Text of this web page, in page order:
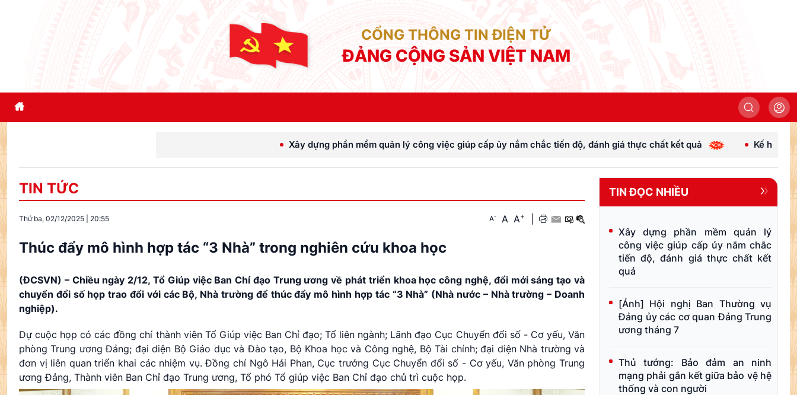
CỔNG THÔNG TIN ĐIỆN TỬ
ĐẢNG CỘNG SẢN VIỆT NAM
Xây dựng phần mềm quản lý công việc giúp cấp ủy nắm chắc tiến độ, đánh giá thực chất kết quả Kế hoạch hành động 100
TIN TỨC
Thứ ba, 02/12/2025 20:55 A- A A+
Thúc đẩy mô hình hợp tác “3 Nhà” trong nghiên cứu khoa học
(ĐCSVN) – Chiều ngày 2/12, Tổ Giúp việc Ban Chỉ đạo Trung ương về phát triển khoa học công nghệ, đổi mới sáng tạo và
chuyển đổi số họp trao đổi với các Bộ, Nhà trường để thúc đẩy mô hình hợp tác “3 Nhà” (Nhà nước – Nhà trường – Doanh
nghiệp).
Dự cuộc họp có các đồng chí thành viên Tổ Giúp việc Ban Chỉ đạo; Tổ liên ngành; Lãnh đạo Cục Chuyển đổi số - Cơ yếu, Văn
phòng Trung ương Đảng; đại diện Bộ Giáo dục và Đào tạo, Bộ Khoa học và Công nghệ, Bộ Tài chính; đại diện Nhà trường và
đơn vị liên quan triển khai các nhiệm vụ. Đồng chí Ngô Hải Phan, Cục trưởng Cục Chuyển đổi số - Cơ yếu, Văn phòng Trung
ương Đảng, Thành viên Ban Chỉ đạo Trung ương, Tổ phó Tổ giúp việc Ban Chỉ đạo chủ trì cuộc họp.
TIN ĐỌC NHIỀU
Xây dựng phần mềm quản lý
công việc giúp cấp ủy nắm chắc
tiến độ, đánh giá thực chất kết
quả
[Ảnh] Hội nghị Ban Thường vụ
Đảng ủy các cơ quan Đảng Trung
ương tháng 7
Thủ tướng: Bảo đảm an ninh
mạng phải gắn kết giữa bảo vệ hệ
thống và con người